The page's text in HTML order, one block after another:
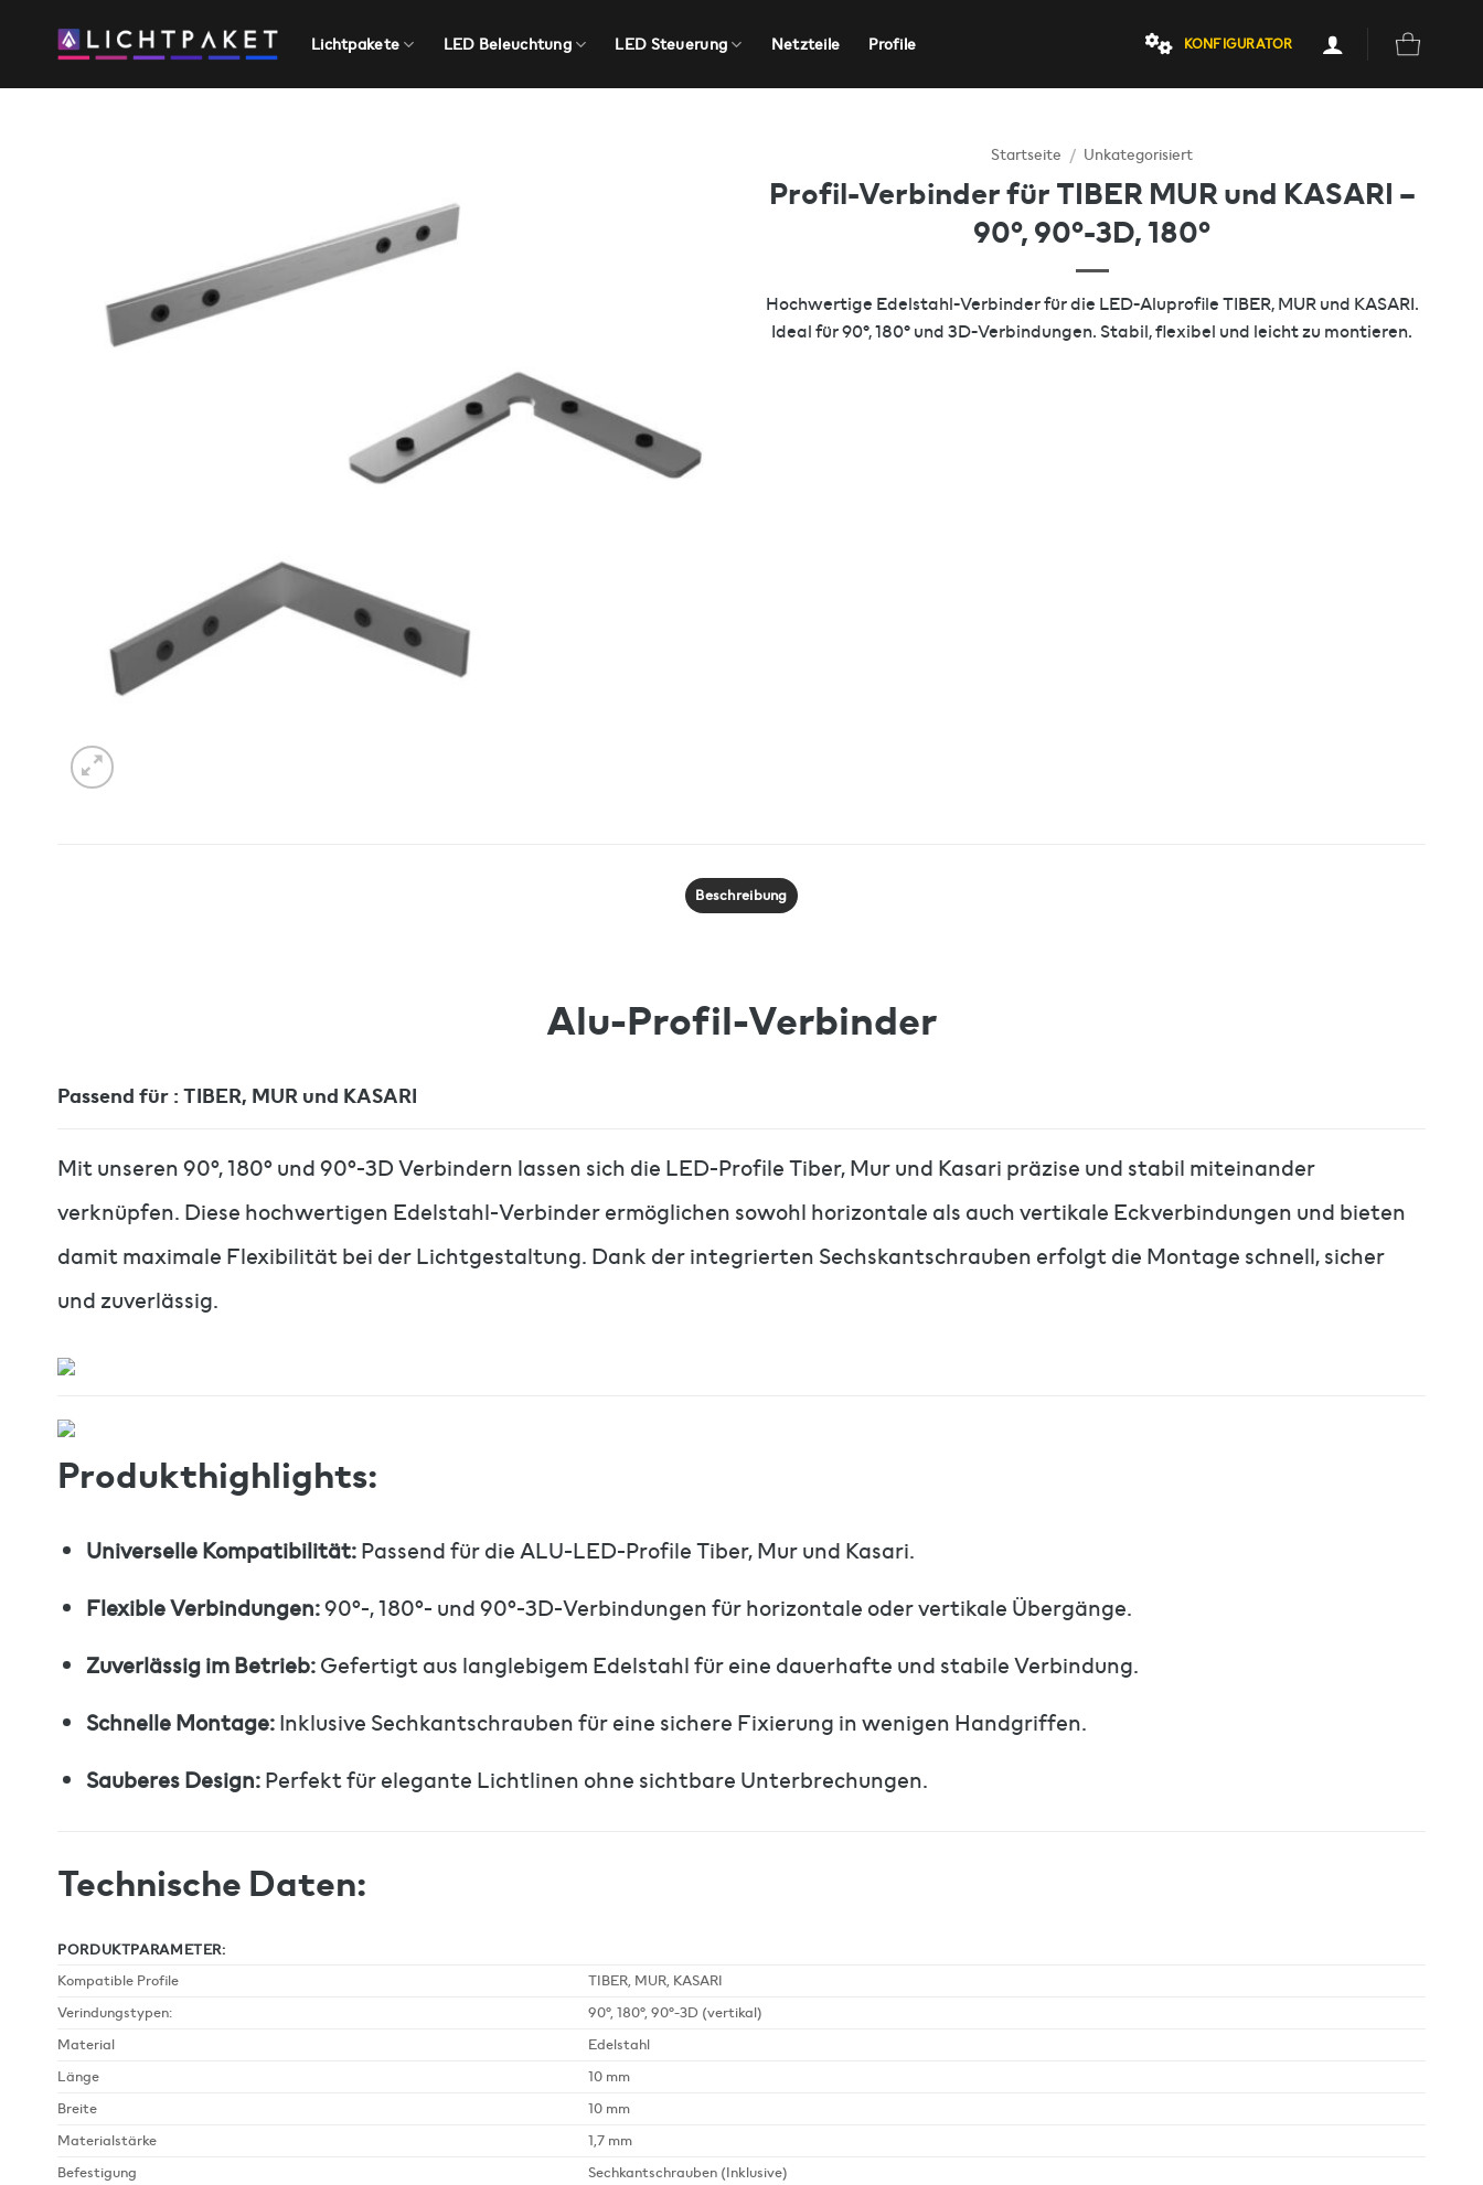
springen
Lichtpakete LED Beleuchtung LED Steuerung Netzteile Profile KONFIGURATOR
Startseite / Unkategorisiert
Profil-Verbinder für TIBER MUR und KASARI –
90°, 90°-3D, 180°
Hochwertige Edelstahl-Verbinder für die LED-Aluprofile TIBER, MUR und KASARI.
Ideal für 90°, 180° und 3D-Verbindungen. Stabil, flexibel und leicht zu montieren.
Beschreibung
Alu-Profil-Verbinder
Passend für : TIBER, MUR und KASARI
Mit unseren 90°, 180° und 90°-3D Verbindern lassen sich die LED-Profile Tiber, Mur und Kasari präzise und stabil miteinander
verknüpfen. Diese hochwertigen Edelstahl-Verbinder ermöglichen sowohl horizontale als auch vertikale Eckverbindungen und bieten
damit maximale Flexibilität bei der Lichtgestaltung. Dank der integrierten Sechskantschrauben erfolgt die Montage schnell, sicher
und zuverlässig.
Produkthighlights:
Universelle Kompatibilität:Passend für die ALU-LED-Profile Tiber, Mur und Kasari.
Flexible Verbindungen:90°-, 180°- und 90°-3D-Verbindungen für horizontale oder vertikale Übergänge.
Zuverlässig im Betrieb:Gefertigt aus langlebigem Edelstahl für eine dauerhafte und stabile Verbindung.
Schnelle Montage:Inklusive Sechkantschrauben für eine sichere Fixierung in wenigen Handgriffen.
Sauberes Design:Perfekt für elegante Lichtlinen ohne sichtbare Unterbrechungen.
Technische Daten:
PORDUKTPARAMETER:
Kompatible Profile
TIBER, MUR, KASARI
Verindungstypen:
90°, 180°, 90°-3D (vertikal)
Material
Edelstahl
Länge
10 mm
Breite
10 mm
Materialstärke
1,7 mm
Befestigung
Sechkantschrauben (Inklusive)